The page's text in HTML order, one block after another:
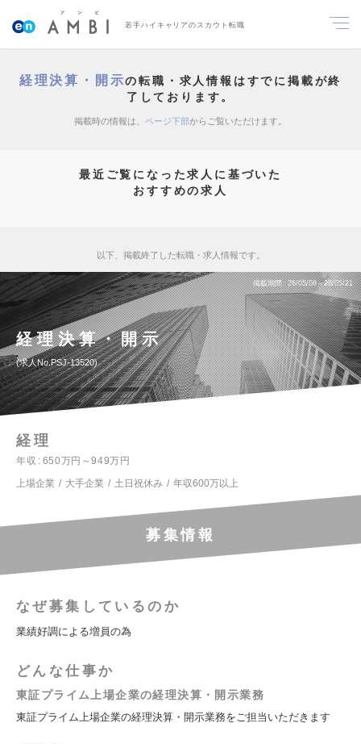
若手ハイキャリアのスカウト転職
経理決算・開示の転職・求人情報はすでに掲載が終
了しております。
掲載時の情報は、 ページ下部からご覧いただけます。
最近ご覧になった求人に基づいた
おすすめの求人
以下、掲載終了した転職・求人情報です。
掲載期間 26/05/08～26/05/21
経理決算・開示
求人No.PSJ-13520
経理
年収
650万円～949万円
上場企業
大手企業 土日祝休み 年収600万以上
募集情報
なぜ募集しているのか
業績好調による増員の為
どんな仕事か
東証プライム上場企業の経理決算・開示業務
東証プライム上場企業の経理決算・開示業務をご担当いただきます